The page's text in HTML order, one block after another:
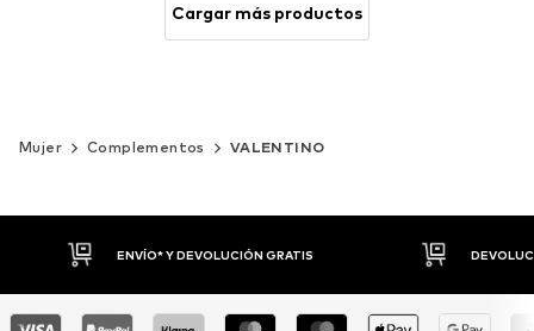
Cargar más productos
Mujer Complementos VALENTINO
DEVOLUCIONES HASTA 30 DÍAS